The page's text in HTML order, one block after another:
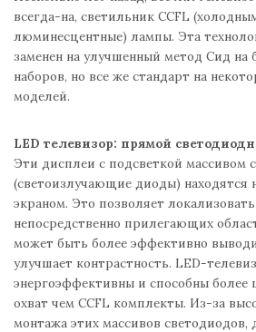
всегда-на, светильник CCFL
люминесцентные) лампы. Эта
заменен на улучшенный метод Сид на
наборов, но все же стандарт на
моделей.
LED телевизор: прямой
Эти дисплеи с подсветкой массивом
(светоизлучающие диоды) находятся
экраном. Это позволяет
непосредственно прилегающих
может быть более эффективно
улучшает контрастность. LED-
энергоэффективны и способны
охват чем CCFL комплекты. Из-за
монтажа этих массивов светодиодов,